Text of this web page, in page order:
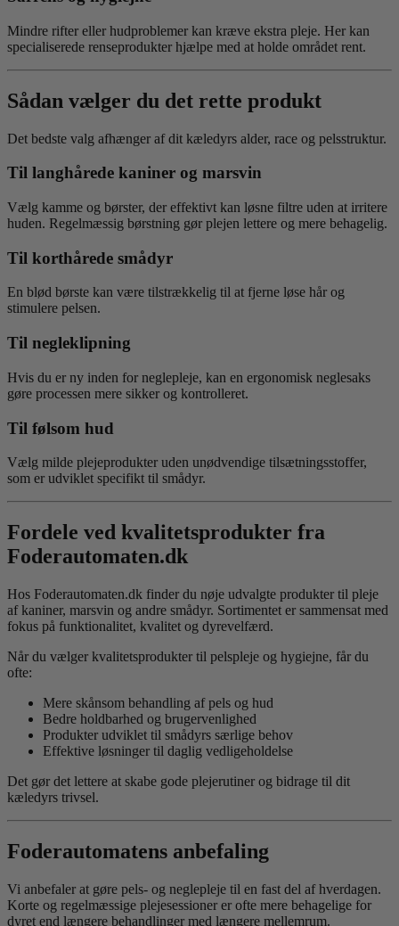
Mindre rifter eller hudproblemer kan kræve ekstra pleje. Her kan
specialiserede renseprodukter hjælpe med at holde området rent.
Sådan vælger du det rette produkt
Det bedste valg afhænger af dit kæledyrs alder, race og pelsstruktur.
Til langhårede kaniner og marsvin
Vælg kamme og børster, der effektivt kan løsne filtre uden at irritere
huden. Regelmæssig børstning gør plejen lettere og mere behagelig.
Til korthårede smådyr
En blød børste kan være tilstrækkelig til at fjerne løse hår og
stimulere pelsen.
Til negleklipning
Hvis du er ny inden for neglepleje, kan en ergonomisk neglesaks
gøre processen mere sikker og kontrolleret.
Til følsom hud
Vælg milde plejeprodukter uden unødvendige tilsætningsstoffer,
som er udviklet specifikt til smådyr.
Fordele ved kvalitetsprodukter fra
Foderautomaten.dk
Hos Foderautomaten.dk finder du nøje udvalgte produkter til pleje
af kaniner, marsvin og andre smådyr. Sortimentet er sammensat med
fokus på funktionalitet, kvalitet og dyrevelfærd.
Når du vælger kvalitetsprodukter til pelspleje og hygiejne, får du
ofte:
Mere skånsom behandling af pels og hud
Bedre holdbarhed og brugervenlighed
Produkter udviklet til smådyrs særlige behov
Effektive løsninger til daglig vedligeholdelse
Det gør det lettere at skabe gode plejerutiner og bidrage til dit
kæledyrs trivsel.
Foderautomatens anbefaling
Vi anbefaler at gøre pels- og neglepleje til en fast del af hverdagen.
Korte og regelmæssige plejesessioner er ofte mere behagelige for
dyret end længere behandlinger med længere mellemrum.